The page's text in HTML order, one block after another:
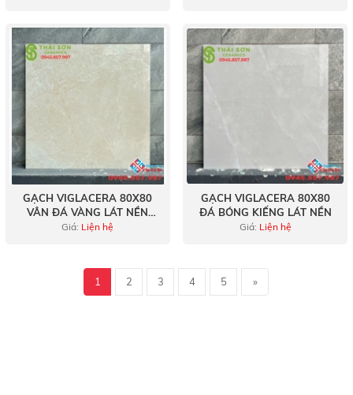
GẠCH VIGLACERA 80X80
VÂN ĐÁ VÀNG LÁT NỀN
BÓNG KIẾNG
Giá: Liện hệ
GẠCH VIGLACERA 80X80
ĐÁ BÓNG KIẾNG LÁT NỀN
Giá: Liện hệ
1 2 3 4 5 »